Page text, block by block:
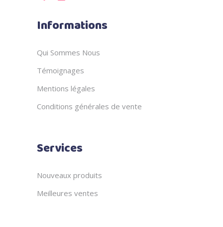
Informations
Qui Sommes Nous
Témoignages
Mentions légales
Conditions générales de vente
Services
Nouveaux produits
Meilleures ventes